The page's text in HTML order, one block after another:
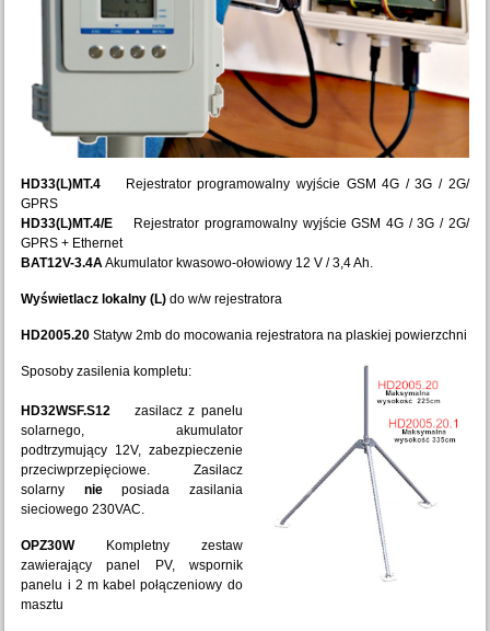
HD33(L)MT.4 Rejestrator programowalny wyjście GSM 4G / 3G / 2G/
GPRS
HD33(L)MT.4/E
Rejestrator programowalny wyjście GSM 4G / 3G / 2G/
GPRS + Ethernet
BAT12V-3.4A Akumulator kwasowo-ołowiowy 12 V / 3,4 Ah.
Wyświetlacz lokalny (L) do w/w rejestratora
HD2005.20 Statyw 2mb do mocowania rejestratora na plaskiej powierzchni
Sposoby zasilenia kompletu:
HD32WSF.S12
zasilacz z panelu
solarnego, akumulator
podtrzymujący 12V, zabezpieczenie
przeciwprzepięciowe. Zasilacz
solarny nieposiada zasilania
sieciowego 230VAC.
OPZ30W
Kompletny zestaw
zawierający panel PV, wspornik
panelu i 2 m kabel połączeniowy do
masztu